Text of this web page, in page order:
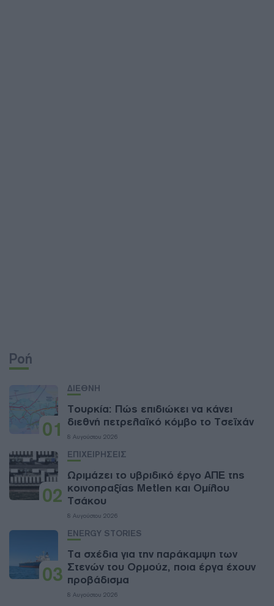
Ροή
01
ΔΙΕΘΝΗ
Τουρκία: Πώς επιδιώκει να κάνει
διεθνή πετρελαϊκό κόμβο το Τσεϊχάν
8 Αυγούστου 2026
02
ΕΠΙΧΕΙΡΗΣΕΙΣ
Ωριμάζει το υβριδικό έργο ΑΠΕ της
κοινοπραξίας Metlen και Ομίλου
Τσάκου
8 Αυγούστου 2026
03
ENERGY STORIES
Τα σχέδια για την παράκαμψη των
Στενών του Ορμούζ, ποια έργα έχουν
προβάδισμα
8 Αυγούστου 2026